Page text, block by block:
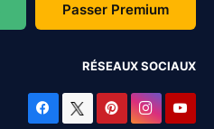
Passer Premium
RÉSEAUX SOCIAUX